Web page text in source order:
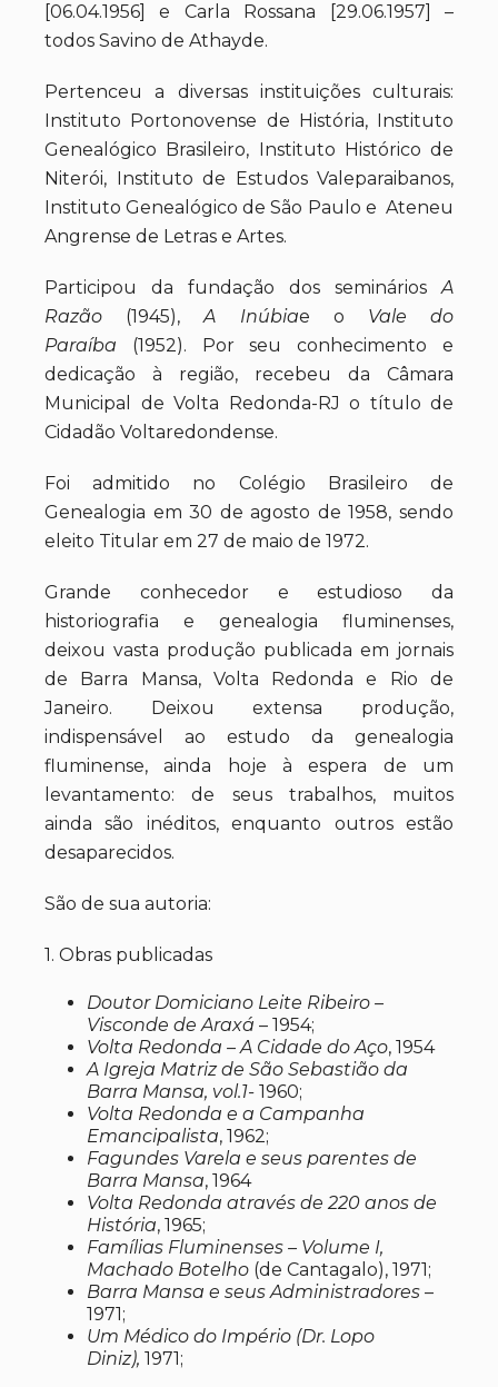
[06.04.1956] e Carla Rossana [29.06.1957] –
todos Savino de Athayde.
Pertenceu a diversas instituições culturais:
Instituto Portonovense de História, Instituto
Genealógico Brasileiro, Instituto Histórico de
Niterói, Instituto de Estudos Valeparaibanos,
Instituto Genealógico de São Paulo e Ateneu
Angrense de Letras e Artes.
Participou da fundação dos semináriosA
Razão (1945),A Inúbiae o Vale do
Paraíba (1952). Por seu conhecimento e
dedicação à região, recebeu da Câmara
Municipal de Volta Redonda-RJ o título de
Cidadão Voltaredondense.
Foi admitido no Colégio Brasileiro de
Genealogia em 30 de agosto de 1958, sendo
eleito Titular em 27 de maio de 1972.
Grande conhecedor e estudioso da
historiografia e genealogia fluminenses,
deixou vasta produção publicada em jornais
de Barra Mansa, Volta Redonda e Rio de
Janeiro. Deixou extensa produção,
indispensável ao estudo da genealogia
fluminense, ainda hoje à espera de um
levantamento: de seus trabalhos, muitos
ainda são inéditos, enquanto outros estão
desaparecidos.
São de sua autoria:
1. Obras publicadas
Doutor Domiciano Leite Ribeiro –
Visconde de Araxá – 1954;
Volta Redonda – A Cidade do Aço, 1954
A Igreja Matriz de São Sebastião da
Barra Mansa, vol.1- 1960;
Volta Redonda e a Campanha
Emancipalista, 1962;
Fagundes Varela e seus parentes de
Barra Mansa, 1964
Volta Redonda através de 220 anos de
História, 1965;
Famílias Fluminenses – Volume I,
Machado Botelho(de Cantagalo), 1971;
Barra Mansa e seus Administradores–
1971;
Um Médico do Império (Dr. Lopo
Diniz), 1971;